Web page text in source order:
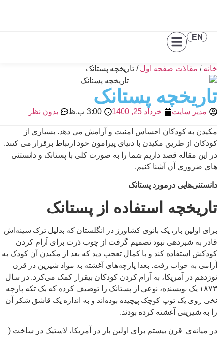
EN
خانه / مقالات صفحه اول / تاریخچه پستانک
تاریخچه پستانک
مدیر سایت خرداد 25, 1400 3:00 ب.ظ بدون نظر
مکیدن به کودکان احساس امنیت و آرامش می دهد. بسیاری از
کودکان از طریق مکیدن با دنیای پیرامون خود ارتباط برقرار می کنند.
در این مقاله قصد داریم شما را به صورت کلی با پستانک و دانستنی
های ضروری آن آشنا کنیم.
دانستنی‌هایی درمورد پستانک
تاریخچه استفاده از پستانک
برای اولین بار، یک بانوی کشاورز در انگلستان که بدلیل ترک سینه‌اش
قادر به شیردهی نبود تصمیم گرفت از چوب ذرت برای آرام کردن
کودکش استفاده کند و با کمال تعجب دید که بعد از مکیدن آن کودک به
آرامی به خواب رفت. بعدا پارچه‌های آغشته به مواد شیرین در قرن
نوزدهم در آمریکا، به آرام کردن کودکان بیقرار کمک می‌کرد. در سال
۱۸۷۳ یک نویسنده، نوعی از پستانک را توصیف کرده که یک تکه پارچه
نخی روی یک توپ کوچک پیچیده بوده‌اند و به اندازه یک قاشق شکر آن
را به شیرینی آغشته کرده بودند.
در میانه‌ی قرن بیستم برای اولین بار در آمریکا، لاستیک در ساخت (